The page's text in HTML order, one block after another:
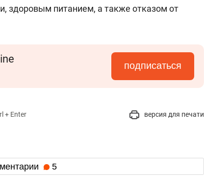
здоровым питанием, а также отказом от
подписаться
+ Enter версия для печати
5